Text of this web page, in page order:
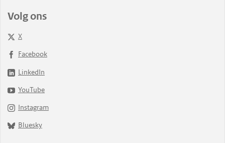
Volg ons
X
Facebook
LinkedIn
YouTube
Instagram
Bluesky